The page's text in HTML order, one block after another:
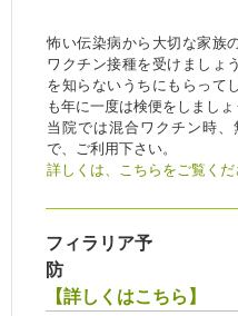
怖い伝染病から大切な家族
ワクチン接種を受けましょ
を知らないうちにもらって
も年に一度は検便をしましょ
当院では混合ワクチン時
で、ご利用下さい。
詳しくは、こちらをご覧くだ
フィラリア予
【詳しくはこちら】